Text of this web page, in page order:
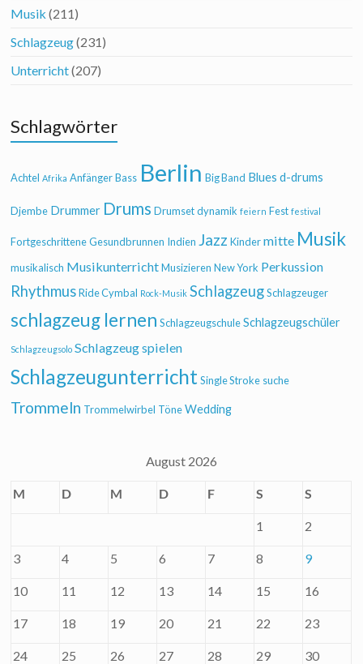
Musik (211)
Schlagzeug(231)
Unterricht(207)
Schlagwörter
Achtel Afrika Anfänger Bass Berlin Big Band Blues d-drums
Djembe Drummer Drums Drumset dynamik feiern Fest festival
Fortgeschrittene Gesundbrunnen Indien Jazz Kinder mitte Musik
musikalisch Musikunterricht Musizieren New York Perkussion
Rhythmus Ride Cymbal Rock-Musik Schlagzeug Schlagzeuger
schlagzeug lernen Schlagzeugschule Schlagzeugschüler
Schlagzeugsolo Schlagzeug spielen
Schlagzeugunterricht Single Stroke suche
Trommeln Trommelwirbel Töne Wedding
August 2026
M D M D F S S
1 2
3 4 5 6 7 8 9
10 11 12 13 14 15 16
17 18 19 20 21 22 23
24 25 26 27 28 29 30